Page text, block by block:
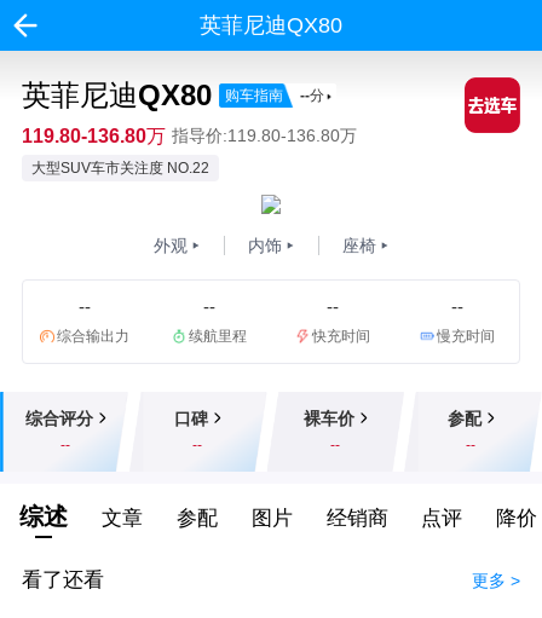
英菲尼迪QX80
英菲尼迪QX80 购车指南 --分
119.80-136.80万 指导价:119.80-136.80万
大型SUV车市关注度 NO.22
外观 内饰 座椅
--
综合输出力
--
续航里程
--
快充时间
--
慢充时间
综合评分
--
口碑
--
裸车价
--
参配
--
综述 文章 参配 图片 经销商 点评 降价
看了还看 更多 >